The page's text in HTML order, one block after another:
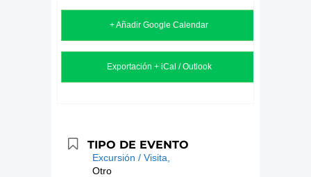
+ Añadir Google Calendar
Exportación + iCal / Outlook
TIPO DE EVENTO
Excursión / Visita,
Otro